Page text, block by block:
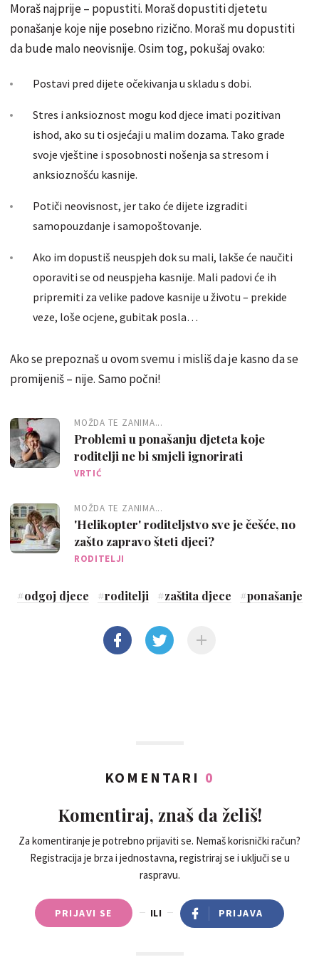
Moraš najprije – popustiti. Moraš dopustiti djetetu
ponašanje koje nije posebno rizično. Moraš mu dopustiti
da bude malo neovisnije. Osim tog, pokušaj ovako:
Postavi pred dijete očekivanja u skladu s dobi.
Stres i anksioznost mogu kod djece imati pozitivan
ishod, ako su ti osjećaji u malim dozama. Tako grade
svoje vještine i sposobnosti nošenja sa stresom i
anksioznošću kasnije.
Potiči neovisnost, jer tako će dijete izgraditi
samopouzdanje i samopoštovanje.
Ako im dopustiš neuspjeh dok su mali, lakše će naučiti
oporaviti se od neuspjeha kasnije. Mali padovi će ih
pripremiti za velike padove kasnije u životu – prekide
veze, loše ocjene, gubitak posla…
Ako se prepoznaš u ovom svemu i misliš da je kasno da se
promijeniš – nije. Samo počni!
MOŽDA TE ZANIMA...
Problemi u ponašanju djeteta koje
roditelji ne bi smjeli ignorirati
VRTIĆ
MOŽDA TE ZANIMA...
'Helikopter' roditeljstvo sve je češće, no
zašto zapravo šteti djeci?
RODITELJI
#odgoj djece #roditelji #zaštita djece #ponašanje
KOMENTARI 0
Komentiraj, znaš da želiš!
Za komentiranje je potrebno prijaviti se. Nemaš korisnički račun?
Registracija je brza i jednostavna, registriraj se i uključi se u
raspravu.
PRIJAVI SE ILI PRIJAVA